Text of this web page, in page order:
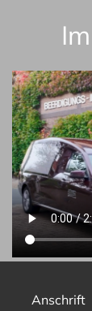
Anschrift